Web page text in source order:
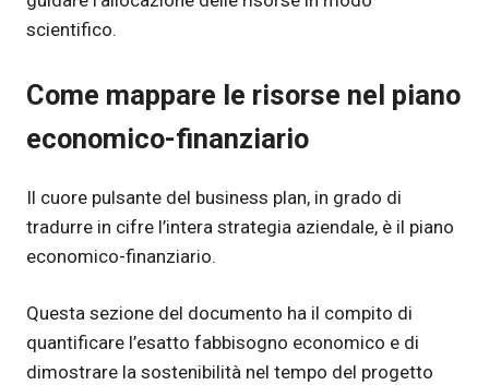
scientifico.
Come mappare le risorse nel piano
economico-finanziario
Il cuore pulsante del business plan, in grado di
tradurre in cifre l’intera strategia aziendale, è il piano
economico-finanziario.
Questa sezione del documento ha il compito di
quantificare l’esatto fabbisogno economico e di
dimostrare la sostenibilità nel tempo del progetto